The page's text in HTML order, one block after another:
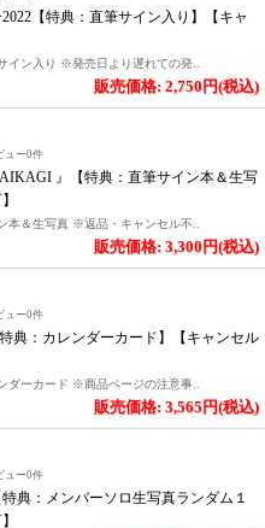
【特典：直筆サイン入り】【キャ
イン入り ※発売日より遅れての発..
販売価格: 2,750円(税込)
ュー0件
』【特典：直筆サイン本＆生写
本＆生写真 ※返品・キャンセル不..
販売価格: 3,300円(税込)
ュー0件
典：カレンダーカード】【キャンセル
ダーカード ※商品ページの注意事..
販売価格: 3,565円(税込)
ュー0件
典：メンバーソロ生写真ランダム１